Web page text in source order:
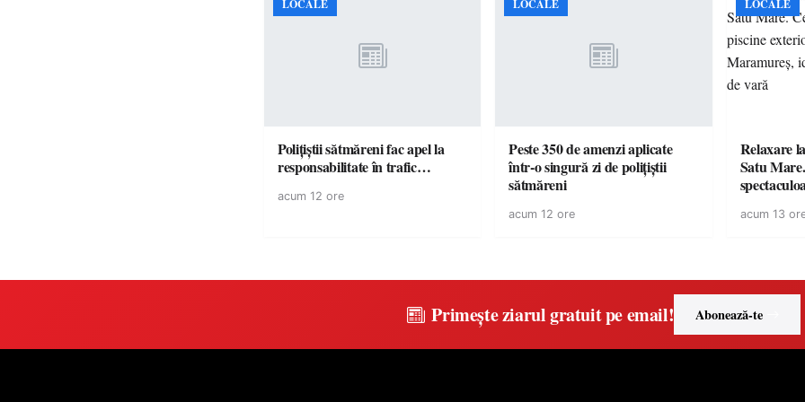
LOCALE
Polițiștii sătmăreni fac apel la
responsabilitate în trafic…
acum 12 ore
LOCALE
Peste 350 de amenzi aplicate
într-o singură zi de polițiștii
sătmăreni
acum 12 ore
LOCALE
Relaxare
Satu
pentru o
acum 13
Primește ziarul gratuit pe email! Abonează-te